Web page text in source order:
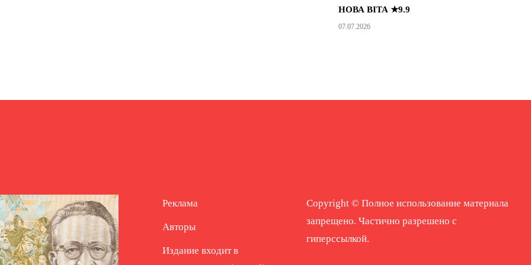
НОВА ВІТА ★9.9
07.07.2026
Реклама
Авторы
Издание входит в
Copyright © Полное использование материала
запрещено. Частично разрешено с
гиперссылкой.